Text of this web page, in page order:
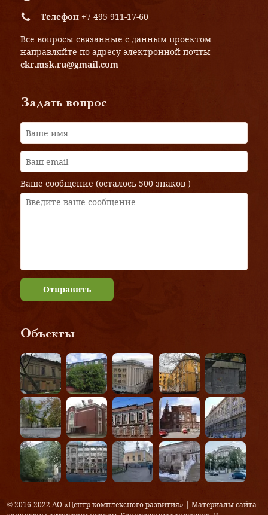
Телефон +7 495 911-17-60
Все вопросы связанные с данным проектом
направляйте по адресу электронной почты
ckr.msk.ru@gmail.com
Задать вопрос
Ваше сообщение (осталось 500 знаков )
Отправить
Объекты
© 2016-2022 АО «Центр комплексного развития» | Материалы сайта